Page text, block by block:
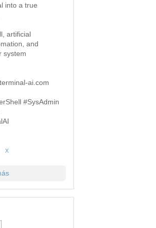
into a true
artificial
and
system
ai.com
#SysAdmin
X